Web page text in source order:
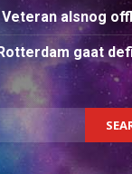
alsnog
gaat